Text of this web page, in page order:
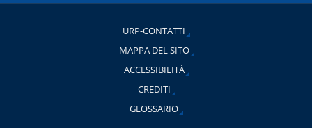
URP-CONTATTI
MAPPA DEL SITO
ACCESSIBILITÀ
CREDITI
GLOSSARIO